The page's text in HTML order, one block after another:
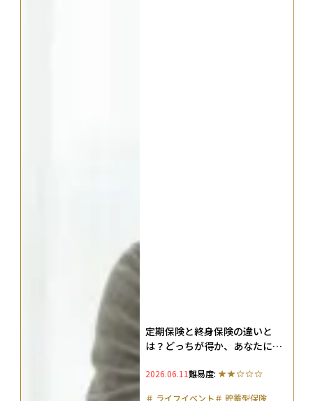
定期保険と終身保険の違いと
は？どっちが得か、あなたに最
2026.06.11難易度:
＃ ライフイベント＃ 貯蓄型保険